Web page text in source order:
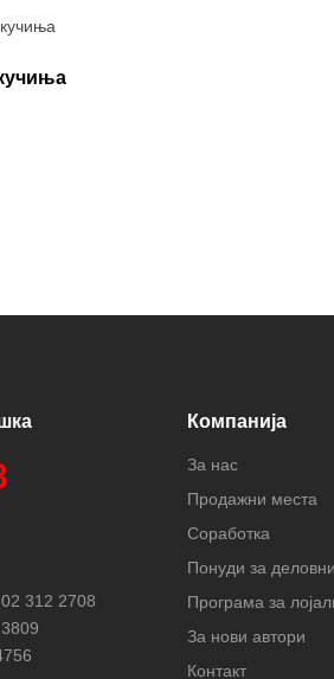
312 2708
Компанија
За нас
Продажни места
Соработка
Понуди за
Програма за
За нови автори
Контакт